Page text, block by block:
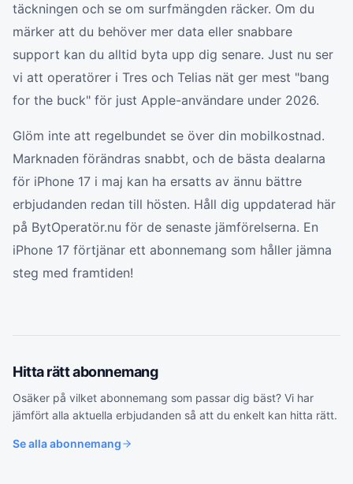
täckningen och se om surfmängden räcker. Om du
märker att du behöver mer data eller snabbare
support kan du alltid byta upp dig senare. Just nu ser
vi att operatörer i Tres och Telias nät ger mest "bang
for the buck" för just Apple-användare under 2026.
Glöm inte att regelbundet se över din mobilkostnad.
Marknaden förändras snabbt, och de bästa dealarna
för iPhone 17 i maj kan ha ersatts av ännu bättre
erbjudanden redan till hösten. Håll dig uppdaterad här
på BytOperatör.nu för de senaste jämförelserna. En
iPhone 17 förtjänar ett abonnemang som håller jämna
steg med framtiden!
Hitta rättabonnemang
Osäker på vilket abonnemang som passar dig bäst? Vi har
jämfört alla aktuella erbjudanden så att du enkelt kan hitta rätt.
Se allaabonnemang